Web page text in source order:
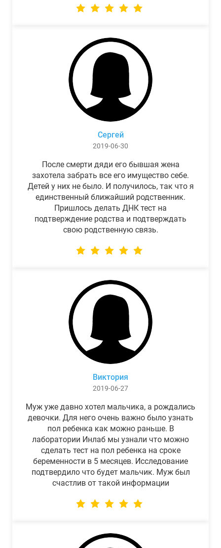
Сергей
2019-06-30
После смерти дяди его бывшая жена
захотела забрать все его имущество себе.
Детей у них не было. И получилось, так что я
единственный ближайший родственник.
Пришлось делать ДНК тест на
подтверждение родства и подтверждать
свою родственную связь.
Виктория
2019-06-27
Муж уже давно хотел мальчика, а рождались
девочки. Для него очень важно было узнать
пол ребенка как можно раньше. В
лаборатории Инлаб мы узнали что можно
сделать тест на пол ребенка на сроке
беременности в 5 месяцев. Исследование
подтвердило что будет мальчик. Муж был
счастлив от такой информации